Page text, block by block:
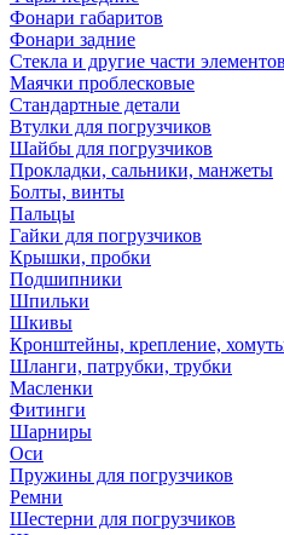
Фонари габаритов
Фонари задние
Стекла и другие части
Маячки проблесковые
Стандартные детали
Втулки для погрузчиков
Шайбы для погрузчиков
Прокладки, сальники, манжеты
Болты, винты
Пальцы
Гайки для погрузчиков
Крышки, пробки
Подшипники
Шпильки
Шкивы
Кронштейны, крепление,
Шланги, патрубки, трубки
Масленки
Фитинги
Шарниры
Оси
Пружины для погрузчиков
Ремни
Шестерни для погрузчиков